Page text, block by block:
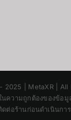
2025 | MetaXR | All
ความถูกต้องของข้อมู
ดต่อร้านก่อนดำเนินกา